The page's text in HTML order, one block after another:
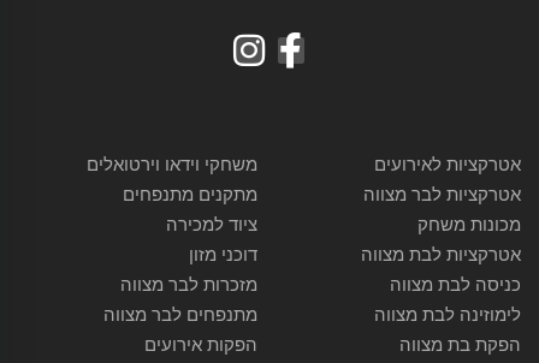
אטרקציות לאירועים
אטרקציות לבר מצווה
מכונות משחק
אטרקציות לבת מצווה
כניסה לבת מצווה
לימוזינה לבת מצווה
הפקת בת מצווה
משחקי וידאו וירטואלים
מתקנים מתנפחים
ציוד למכירה
דוכני מזון
מזכרות לבר מצווה
מתנפחים לבר מצווה
הפקות אירועים